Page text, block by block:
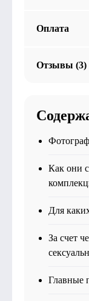
Оплата
Отзывы (3)
Как они
Для
За счет
Главные